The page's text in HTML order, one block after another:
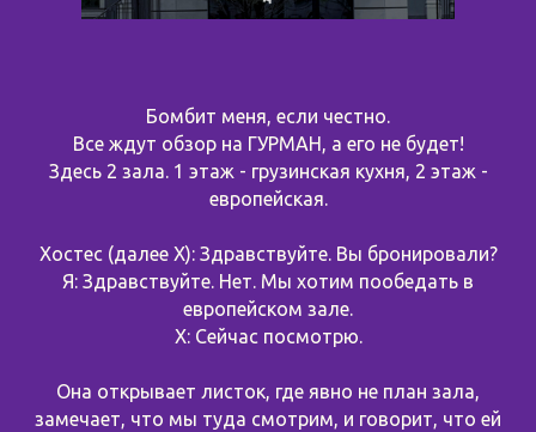
Бомбит меня, если честно.
Все ждут обзор на ГУРМАН, а его не будет!
Здесь 2 зала. 1 этаж - грузинская кухня, 2 этаж -
европейская.
Хостес (далее Х): Здравствуйте. Вы бронировали?
Я: Здравствуйте. Нет. Мы хотим пообедать в
европейском зале.
Х: Сейчас посмотрю.
Она открывает листок, где явно не план зала,
замечает, что мы туда смотрим, и говорит, что ей